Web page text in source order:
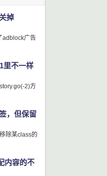
掉
adblock广告
里不一样
2)方
，但保留
除某class的
内容的不